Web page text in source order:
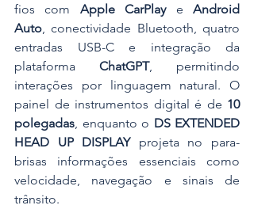
fios com Apple CarPlay e Android
Auto, conectividade Bluetooth, quatro
entradas USB-C e integração da
plataforma ChatGPT, permitindo
interações por linguagem natural. O
painel de instrumentos digital é de 10
polegadas, enquanto o DS EXTENDED
HEAD UP DISPLAY projeta no para-
brisas informações essenciais como
velocidade, navegação e sinais de
trânsito.